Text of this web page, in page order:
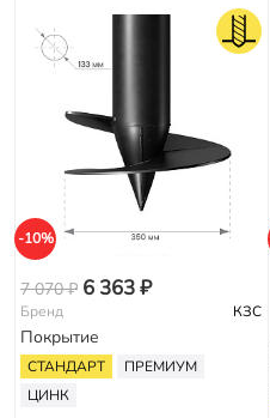
-10%
7 070 ₽ 6 363 ₽
Бренд КЗС
Покрытие
СТАНДАРТ
ПРЕМИУМ
ЦИНК